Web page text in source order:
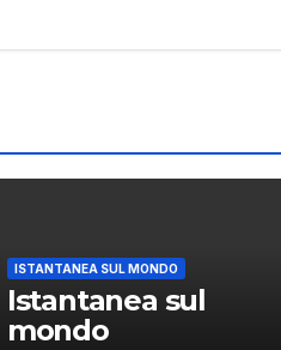
ISTANTANEA SUL MONDO
Istantanea sul
mondo